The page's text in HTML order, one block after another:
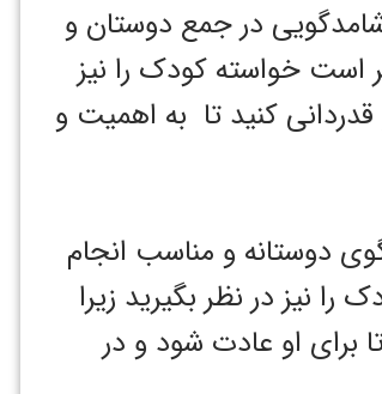
در جمع دوستان و
است خواسته کودک را نیز
قدردانی کنید تا به اهمیت و
دوستانه و مناسب انجام
نیز در نظر بگیرید زیرا
برای او عادت شود و در